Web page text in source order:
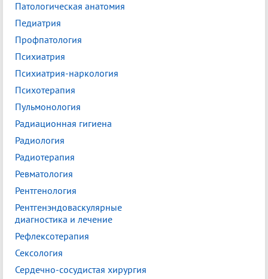
Патологическая анатомия
Педиатрия
Профпатология
Психиатрия
Психиатрия-наркология
Психотерапия
Пульмонология
Радиационная гигиена
Радиология
Радиотерапия
Ревматология
Рентгенология
Рентгенэндоваскулярные
диагностика и лечение
Рефлексотерапия
Сексология
Сердечно-сосудистая хирургия